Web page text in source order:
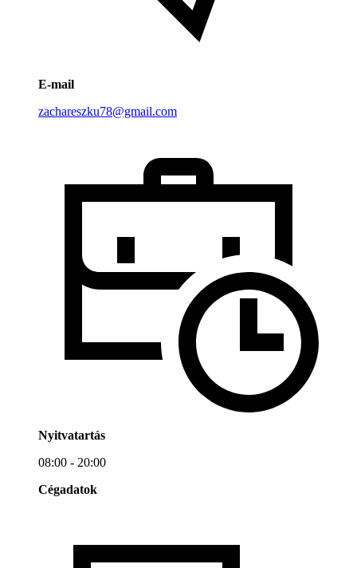
E-mail
zachareszku78@gmail.com
Nyitvatartás
08:00 - 20:00
Cégadatok